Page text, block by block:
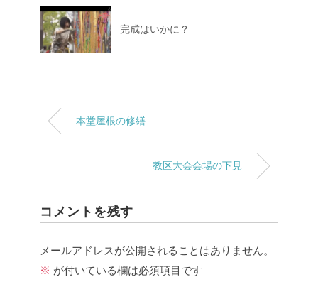
完成はいかに？
本堂屋根の修繕
教区大会会場の下見
コメントを残す
メールアドレスが公開されることはありません。
※ が付いている欄は必須項目です